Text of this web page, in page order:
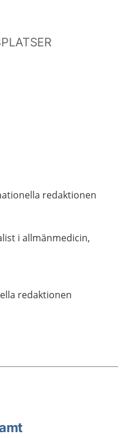
redaktionen
i allmänmedicin,
redaktionen